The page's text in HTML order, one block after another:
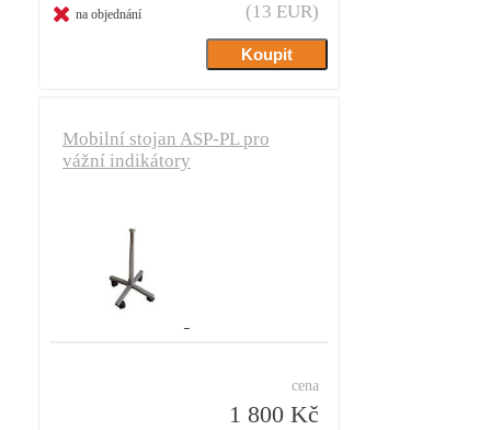
(13 EUR)
na objednání
Mobilní stojan ASP-PL pro
vážní indikátory
cena
1 800 Kč